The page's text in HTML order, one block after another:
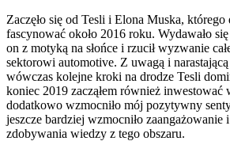
Zaczęło się od Tesli i Elona Muska, którego
fascynować około 2016 roku. Wydawało
on z motyką na słońce i rzucił wyzwanie
sektorowi automotive. Z uwagą i narastającą
wówczas kolejne kroki na drodze Tesli
koniec 2019 zacząłem również inwestować
dodatkowo wzmocniło mój pozytywny
jeszcze bardziej wzmocniło zaangażowanie
zdobywania wiedzy z tego obszaru.